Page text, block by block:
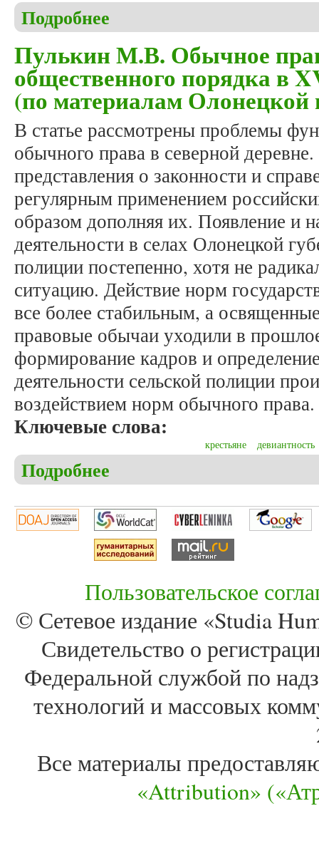
Подробнее
Пулькин М.В. Обычное
общественного порядка в
(по материалам Олонецкой
В статье рассмотрены проблемы
обычного права в северной
представления о законности и
регулярным применением
образом дополняя их. Появление и
деятельности в селах Олонецкой
полиции постепенно, хотя не
ситуацию. Действие норм
все более стабильным, а
правовые обычаи уходили в
формирование кадров и
деятельности сельской полиции
воздействием норм обычного права.
Ключевые слова:
крестьяне девиантность
Подробнее
Пользовательское
© Сетевое издание «Studia
Свидетельство о
Федеральной службой по
технологий и массовых
Все материалы
«Attribution»